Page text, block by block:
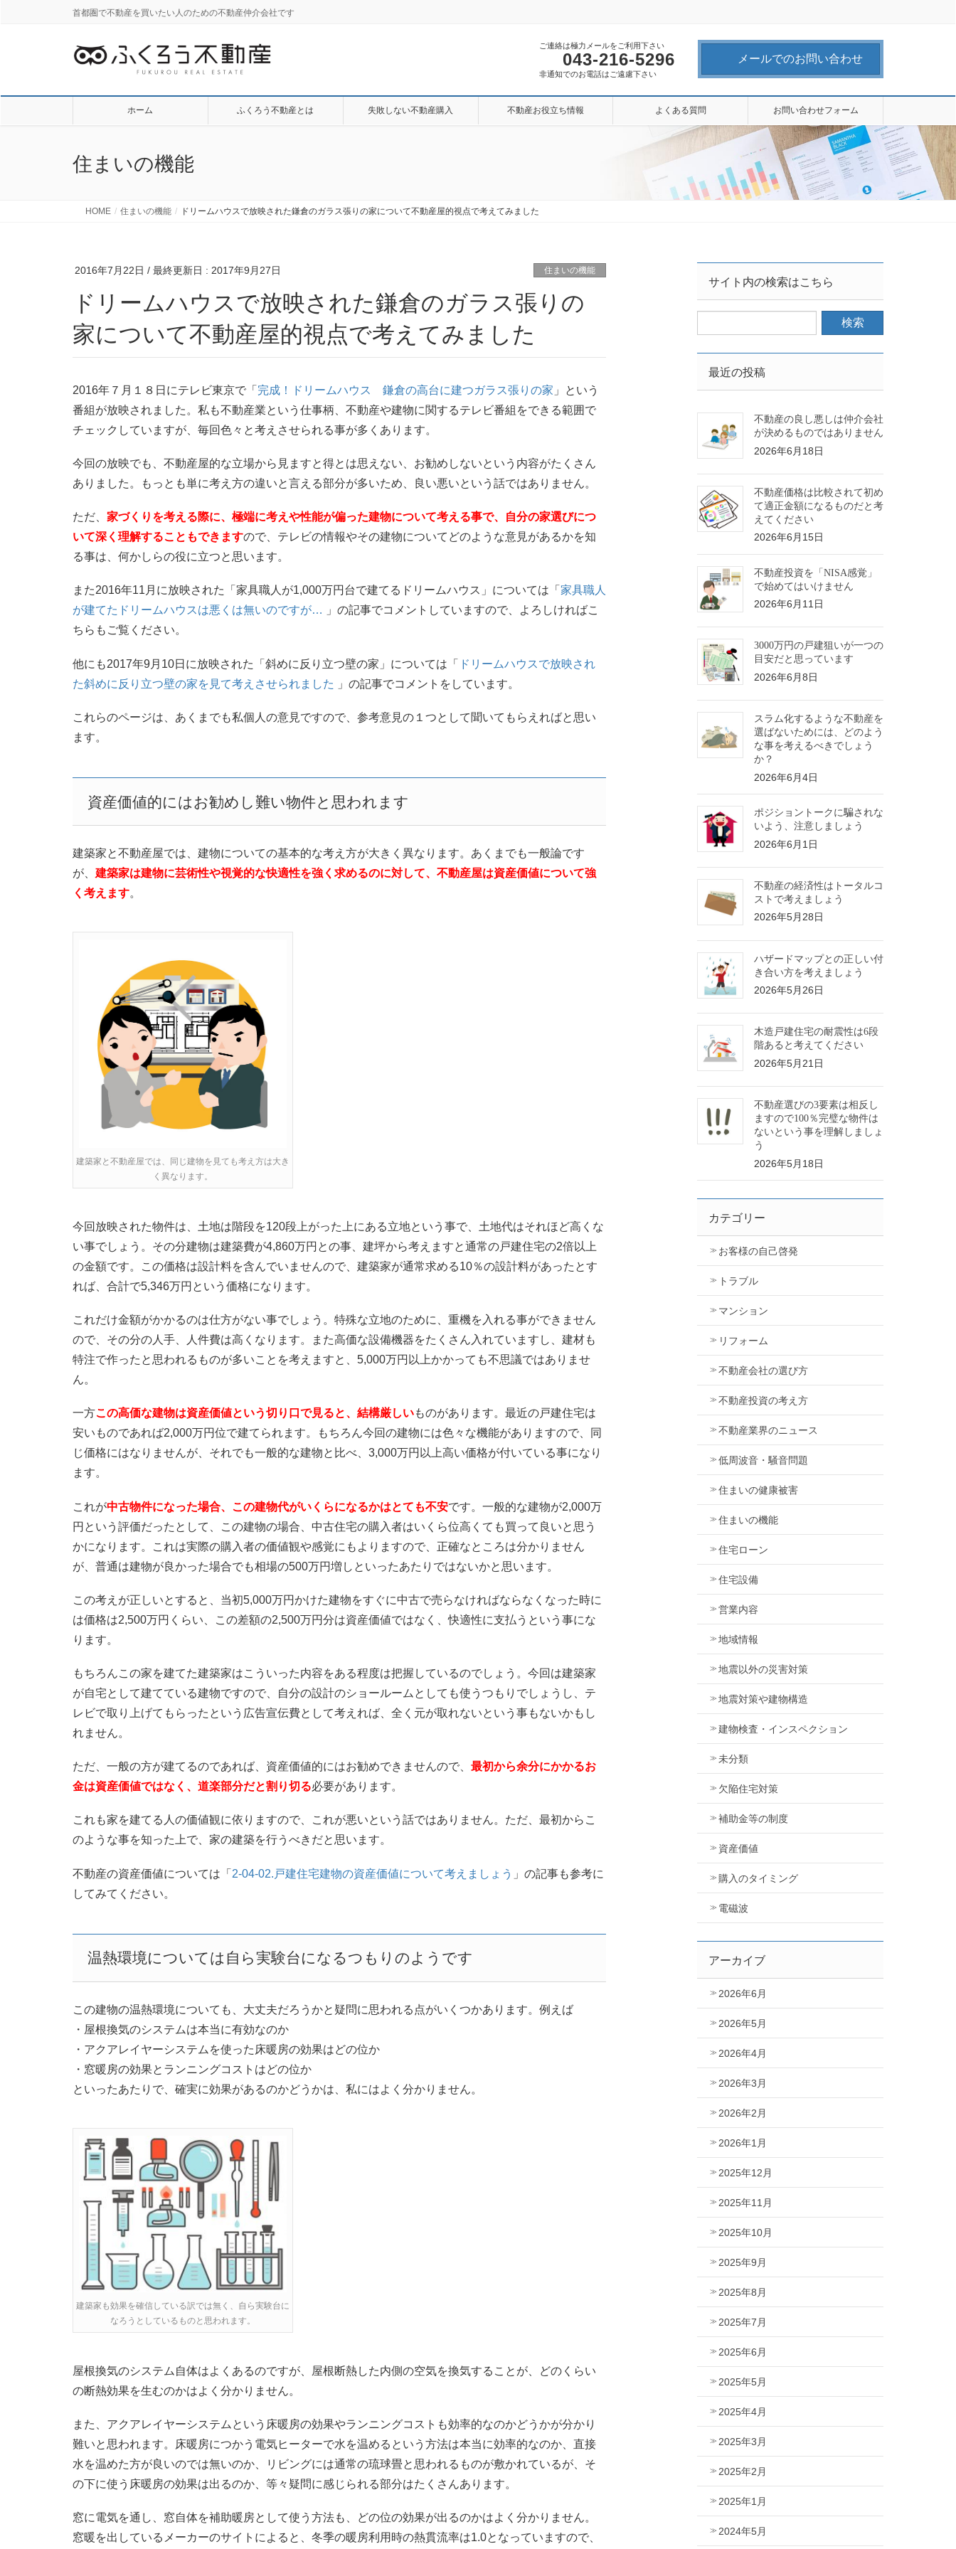
首都圏で不動産を買いたい人のための不動産仲介会社です
ご連絡は極力メールをご利用下さい
043-216-5296
非通知でのお電話はご遠慮下さい
メールでのお問い合わせ
ホーム ふくろう不動産とは 失敗しない不動産購入 不動産お役立ち情報 よくある質問 お問い合わせフォーム
住まいの機能
HOME 住まいの機能 ドリームハウスで放映された鎌倉のガラス張りの家について不動産屋的視点で考えてみました
2016年7月22日 / 最終更新日 : 2017年9月27日 住まいの機能
ドリームハウスで放映された鎌倉のガラス張りの
家について不動産屋的視点で考えてみました
2016年７月１８日にテレビ東京で「 完成！ドリームハウス 鎌倉の高台に建つガラス張りの家 」という
番組が放映されました。私も不動産業という仕事柄、不動産や建物に関するテレビ番組をできる範囲で
チェックしていますが、毎回色々と考えさせられる事が多くあります。
今回の放映でも、不動産屋的な立場から見ますと得とは思えない、お勧めしないという内容がたくさん
ありました。もっとも単に考え方の違いと言える部分が多いため、良い悪いという話ではありません。
ただ、 家づくりを考える際に、極端に考えや性能が偏った建物について考える事で、自分の家選びにつ
いて深く理解することもできますので、テレビの情報やその建物についてどのような意見があるかを知
る事は、何かしらの役に立つと思います。
また2016年11月に放映された「家具職人が1,000万円台で建てるドリームハウス」については「 家具職人
が建てたドリームハウスは悪くは無いのですが…
」の記事でコメントしていますので、よろしければこ
ちらもご覧ください。
他にも2017年9月10日に放映された「斜めに反り立つ壁の家」については「
ドリームハウスで放映され
た斜めに反り立つ壁の家を見て考えさせられました
」の記事でコメントをしています。
これらのページは、あくまでも私個人の意見ですので、参考意見の１つとして聞いてもらえればと思い
ます。
資産価値的にはお勧めし難い物件と思われます
建築家と不動産屋では、建物についての基本的な考え方が大きく異なります。あくまでも一般論です
が、 建築家は建物に芸術性や視覚的な快適性を強く求めるのに対して、不動産屋は資産価値について強
く考えます。
建築家と不動産屋では、同じ建物を見ても考え方は大き
く異なります。
今回放映された物件は、土地は階段を120段上がった上にある立地という事で、土地代はそれほど高くな
い事でしょう。その分建物は建築費が4,860万円との事、建坪から考えますと通常の戸建住宅の2倍以上
の金額です。この価格は設計料を含んでいませんので、建築家が通常求める10％の設計料があったとす
れば、合計で5,346万円という価格になります。
これだけ金額がかかるのは仕方がない事でしょう。特殊な立地のために、重機を入れる事ができません
ので、その分の人手、人件費は高くなります。また高価な設備機器をたくさん入れていますし、建材も
特注で作ったと思われるものが多いことを考えますと、5,000万円以上かかっても不思議ではありませ
ん。
一方この高価な建物は資産価値という切り口で見ると、結構厳しいものがあります。最近の戸建住宅は
安いものであれば2,000万円位で建てられます。もちろん今回の建物には色々な機能がありますので、同
じ価格にはなりませんが、それでも一般的な建物と比べ、3,000万円以上高い価格が付いている事になり
ます。
これが中古物件になった場合、この建物代がいくらになるかはとても不安です。一般的な建物が2,000万
円という評価だったとして、この建物の場合、中古住宅の購入者はいくら位高くても買って良いと思う
かになります。これは実際の購入者の価値観や感覚にもよりますので、正確なところは分かりません
が、普通は建物が良かった場合でも相場の500万円増しといったあたりではないかと思います。
この考えが正しいとすると、当初5,000万円かけた建物をすぐに中古で売らなければならなくなった時に
は価格は2,500万円くらい、この差額の2,500万円分は資産価値ではなく、快適性に支払うという事にな
ります。
もちろんこの家を建てた建築家はこういった内容をある程度は把握しているのでしょう。今回は建築家
が自宅として建てている建物ですので、自分の設計のショールームとしても使うつもりでしょうし、テ
レビで取り上げてもらったという広告宣伝費として考えれば、全く元が取れないという事もないかもし
れません。
ただ、一般の方が建てるのであれば、資産価値的にはお勧めできませんので、 最初から余分にかかるお
金は資産価値ではなく、道楽部分だと割り切る必要があります。
これも家を建てる人の価値観に依りますので、これが悪いという話ではありません。ただ、最初からこ
のような事を知った上で、家の建築を行うべきだと思います。
不動産の資産価値については「 2-04-02.戸建住宅建物の資産価値について考えましょう 」の記事も参考に
してみてください。
温熱環境については自ら実験台になるつもりのようです
この建物の温熱環境についても、大丈夫だろうかと疑問に思われる点がいくつかあります。例えば
・屋根換気のシステムは本当に有効なのか
・アクアレイヤーシステムを使った床暖房の効果はどの位か
・窓暖房の効果とランニングコストはどの位か
といったあたりで、確実に効果があるのかどうかは、私にはよく分かりません。
建築家も効果を確信している訳では無く、自ら実験台に
なろうとしているものと思われます。
屋根換気のシステム自体はよくあるのですが、屋根断熱した内側の空気を換気することが、どのくらい
の断熱効果を生むのかはよく分かりません。
また、アクアレイヤーシステムという床暖房の効果やランニングコストも効率的なのかどうかが分かり
難いと思われます。床暖房につかう電気ヒーターで水を温めるという方法は本当に効率的なのか、直接
水を温めた方が良いのでは無いのか、リビングには通常の琉球畳と思われるものが敷かれているが、そ
の下に使う床暖房の効果は出るのか、等々疑問に感じられる部分はたくさんあります。
窓に電気を通し、窓自体を補助暖房として使う方法も、どの位の効果が出るのかはよく分かりません。
窓暖を出しているメーカーのサイトによると、冬季の暖房利用時の熱貫流率は1.0となっていますので、
サイト内の検索はこちら
最近の投稿
不動産の良し悪しは仲介会社
が決めるものではありません
2026年6月18日
不動産価格は比較されて初め
て適正金額になるものだと考
えてください
2026年6月15日
不動産投資を「NISA感覚」
で始めてはいけません
2026年6月11日
3000万円の戸建狙いが一つの
目安だと思っています
2026年6月8日
スラム化するような不動産を
選ばないためには、どのよう
な事を考えるべきでしょう
か？
2026年6月4日
ポジショントークに騙されな
いよう、注意しましょう
2026年6月1日
不動産の経済性はトータルコ
ストで考えましょう
2026年5月28日
ハザードマップとの正しい付
き合い方を考えましょう
2026年5月26日
木造戸建住宅の耐震性は6段
階あると考えてください
2026年5月21日
不動産選びの3要素は相反し
ますので100％完璧な物件は
ないという事を理解しましょ
う
2026年5月18日
カテゴリー
お客様の自己啓発
トラブル
マンション
リフォーム
不動産会社の選び方
不動産投資の考え方
不動産業界のニュース
低周波音・騒音問題
住まいの健康被害
住まいの機能
住宅ローン
住宅設備
営業内容
地域情報
地震以外の災害対策
地震対策や建物構造
建物検査・インスペクション
未分類
欠陥住宅対策
補助金等の制度
資産価値
購入のタイミング
電磁波
アーカイブ
2026年6月
2026年5月
2026年4月
2026年3月
2026年2月
2026年1月
2025年12月
2025年11月
2025年10月
2025年9月
2025年8月
2025年7月
2025年6月
2025年5月
2025年4月
2025年3月
2025年2月
2025年1月
2024年5月